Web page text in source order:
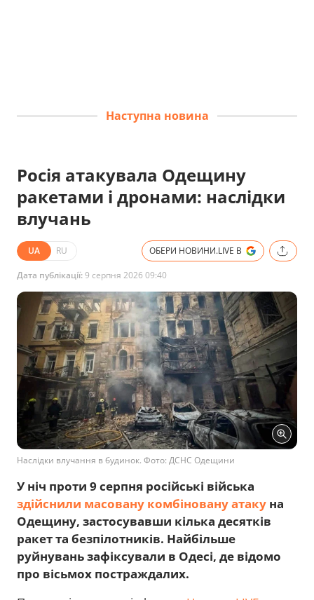
Наступна новина
Росія атакувала Одещину
ракетами і дронами: наслідки
влучань
UA RU ОБЕРИ НОВИНИ.LIVE В
Дата публікації:9 серпня 2026 09:40
Наслідки влучання в будинок. Фото: ДСНС Одещини
У ніч проти 9 серпня російські війська
здійснили масовану комбіновану атаку на
Одещину, застосувавши кілька десятків
ракет та безпілотників. Найбільше
руйнувань зафіксували в Одесі, де відомо
про вісьмох постраждалих.